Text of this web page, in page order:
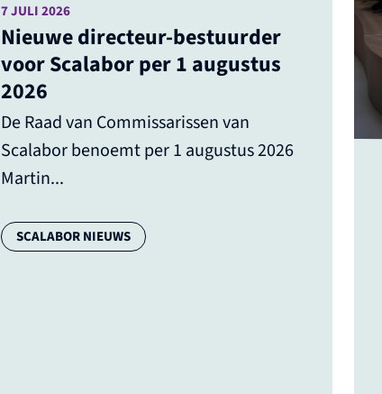
Nieuwe directeur-bestuurder
voor Scalabor per 1 augustus
2026
De Raad van Commissarissen van
Scalabor benoemt per 1 augustus 2026
Martin...
7 JULI 2026
Categorie:
SCALABOR NIEUWS